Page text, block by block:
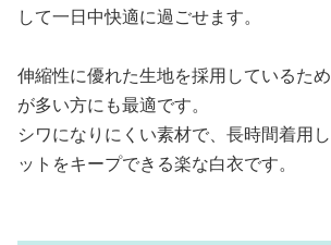
して一日中快適に過ごせます。
伸縮性に優れた生地を採用しているた
が多い方にも最適です。
シワになりにくい素材で、長時間着用
ットをキープできる楽な白衣です。